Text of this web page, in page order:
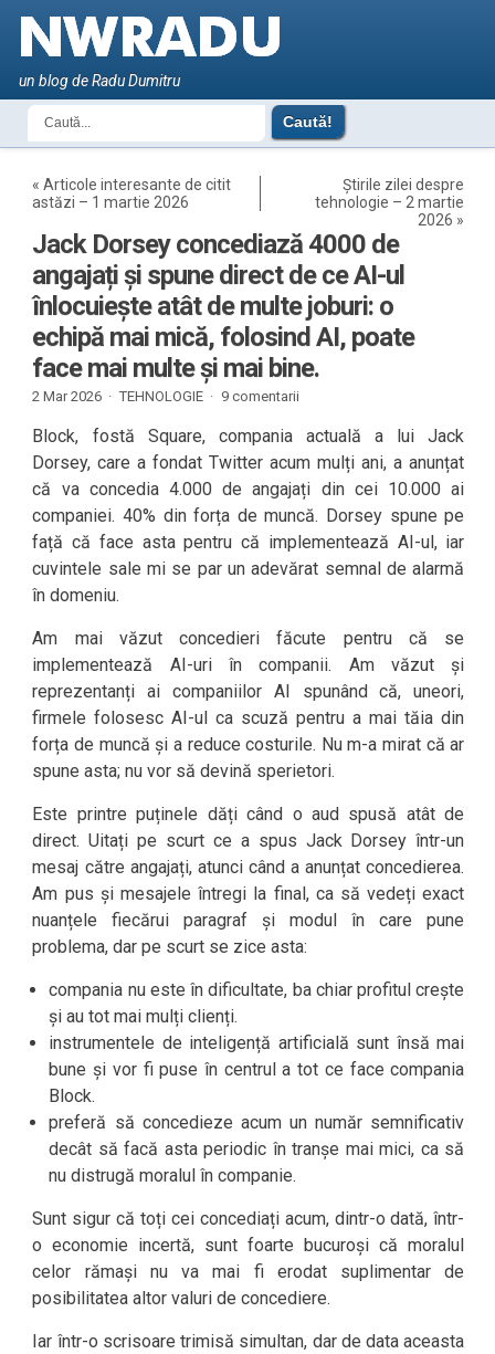
un blog de Radu Dumitru
«Articole interesante de citit
astăzi – 1 martie 2026
Știrile zilei despre
tehnologie – 2 martie
2026 »
Jack Dorsey concediază 4000 de
angajați și spune direct de ce AI-ul
înlocuiește atât de multe joburi: o
echipă mai mică, folosind AI, poate
face mai multe și mai bine.
2 Mar 2026 · TEHNOLOGIE · 9 comentarii
Block, fostă Square, compania actuală a lui Jack
Dorsey, care a fondat Twitter acum mulți ani, a anunțat
că va concedia 4.000 de angajați din cei 10.000 ai
companiei. 40% din forța de muncă. Dorsey spune pe
față că face asta pentru că implementează AI-ul, iar
cuvintele sale mi se par un adevărat semnal de alarmă
în domeniu.
Am mai văzut concedieri făcute pentru că se
implementează AI-uri în companii. Am văzut și
reprezentanți ai companiilor AI spunând că, uneori,
firmele folosesc AI-ul ca scuză pentru a mai tăia din
forța de muncă și a reduce costurile. Nu m-a mirat că ar
spune asta; nu vor să devină sperietori.
Este printre puținele dăți când o aud spusă atât de
direct. Uitați pe scurt ce a spus Jack Dorsey într-un
mesaj către angajați, atunci când a anunțat concedierea.
Am pus și mesajele întregi la final, ca să vedeți exact
nuanțele fiecărui paragraf și modul în care pune
problema, dar pe scurt se zice asta:
compania nu este în dificultate, ba chiar profitul crește
și au tot mai mulți clienți.
instrumentele de inteligență artificială sunt însă mai
bune și vor fi puse în centrul a tot ce face compania
Block.
preferă să concedieze acum un număr semnificativ
decât să facă asta periodic în tranșe mai mici, ca să
nu distrugă moralul în companie.
Sunt sigur că toți cei concediați acum, dintr-o dată, într-
o economie incertă, sunt foarte bucuroși că moralul
celor rămași nu va mai fi erodat suplimentar de
posibilitatea altor valuri de concediere.
Iar într-o scrisoare trimisă simultan, dar de data aceasta